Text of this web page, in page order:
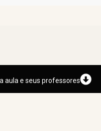
aula e seus professores